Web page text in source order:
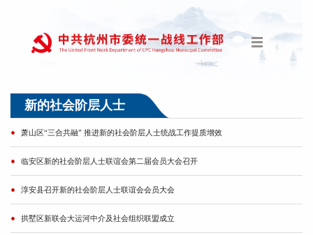
新的社会阶层人士
萧山区“三合共融” 推进新的社会阶层人士统战工作提质增效
临安区新的社会阶层人士联谊会第二届会员大会召开
淳安县召开新的社会阶层人士联谊会会员大会
拱墅区新联会大运河中介及社会组织联盟成立